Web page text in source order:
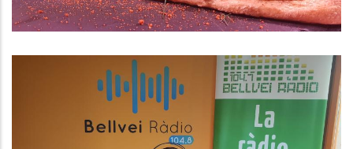
Baix Penedès Al Dia Amb La